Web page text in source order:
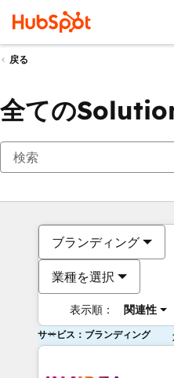
戻る
全ての
ブランディング
業種を選択
表示順： 関連性
サービス：ブランディング